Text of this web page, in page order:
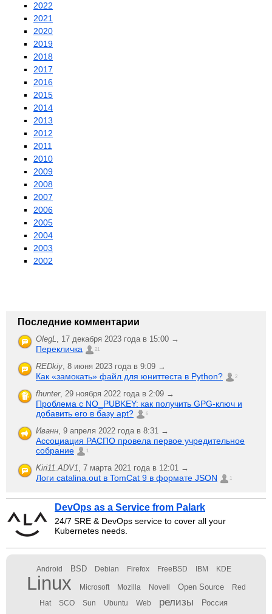
2022
2021
2020
2019
2018
2017
2016
2015
2014
2013
2012
2011
2010
2009
2008
2007
2006
2005
2004
2003
2002
Последние комментарии
OlegL, 17 декабря 2023 года в 15:00 →
Перекличка 21
REDkiy, 8 июня 2023 года в 9:09 →
Как «замокать» файл для юниттеста в Python? 2
fhunter, 29 ноября 2022 года в 2:09 →
Проблема с NO_PUBKEY: как получить GPG-ключ и
добавить его в базу apt?
6
Иванн, 9 апреля 2022 года в 8:31 →
Ассоциация РАСПО провела первое учредительное
собрание
1
Kiri11.ADV1, 7 марта 2021 года в 12:01 →
Логи catalina.out в TomCat 9 в формате JSON 1
DevOps as a Service from Palark
24/7 SRE & DevOps service to cover all your
Kubernetes needs.
Android BSD Debian Firefox FreeBSD IBM KDE
Linux Microsoft Mozilla Novell Open Source Red
Hat SCO Sun Ubuntu Web релизы Россия